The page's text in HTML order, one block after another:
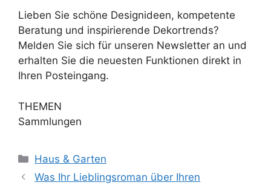
Lieben Sie schöne Designideen, kompetente
Beratung und inspirierende Dekortrends?
Melden Sie sich für unseren Newsletter an und
erhalten Sie die neuesten Funktionen direkt in
Ihren Posteingang.
THEMEN
Sammlungen
Kategorien
Haus & Garten
Was Ihr Lieblingsroman über Ihren